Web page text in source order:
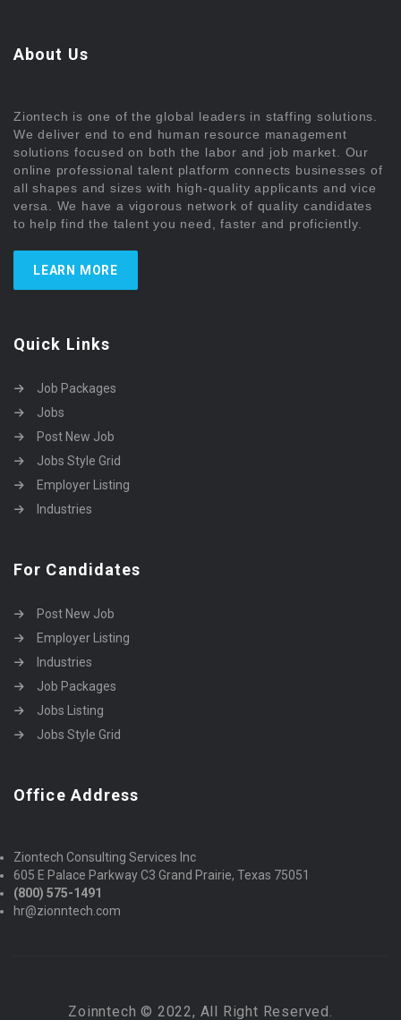
About Us
Ziontech is one of the global leaders in staffing solutions.
We deliver end to end human resource management
solutions focused on both the labor and job market. Our
online professional talent platform connects businesses of
all shapes and sizes with high-quality applicants and vice
versa. We have a vigorous network of quality candidates
to help find the talent you need, faster and proficiently.
LEARN MORE
Quick Links
Job Packages
Jobs
Post New Job
Jobs Style Grid
Employer Listing
Industries
For Candidates
Post New Job
Employer Listing
Industries
Job Packages
Jobs Listing
Jobs Style Grid
Office Address
Ziontech Consulting Services Inc
605 E Palace Parkway C3 Grand Prairie, Texas 75051
(800) 575-1491
hr@zionntech.com
Zoinntech © 2022, All Right Reserved.